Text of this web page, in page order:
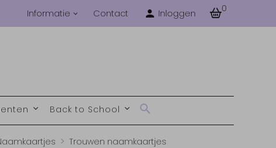
Informatie Contact Inloggen 0
Back to School
Trouwen naamkaartjes